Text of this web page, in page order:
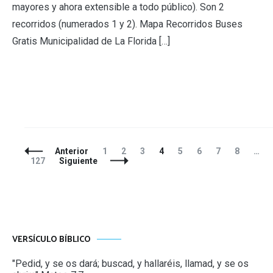
mayores y ahora extensible a todo público). Son 2
recorridos (numerados 1 y 2). Mapa Recorridos Buses
Gratis Municipalidad de La Florida […]
Navegación
de
Anterior Página
1 Página
2 Página
3 Página
4 Página
5 Página
6 Página
7 Página
8
…
Página
127 Siguiente
VERSÍCULO BÍBLICO
"Pedid, y se os dará; buscad, y hallaréis, llamad, y se os